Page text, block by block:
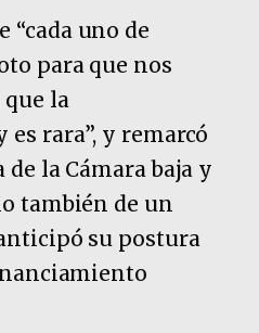
“cada uno de
para que nos
la
rara”, y remarcó
la Cámara baja y
también de un
su postura